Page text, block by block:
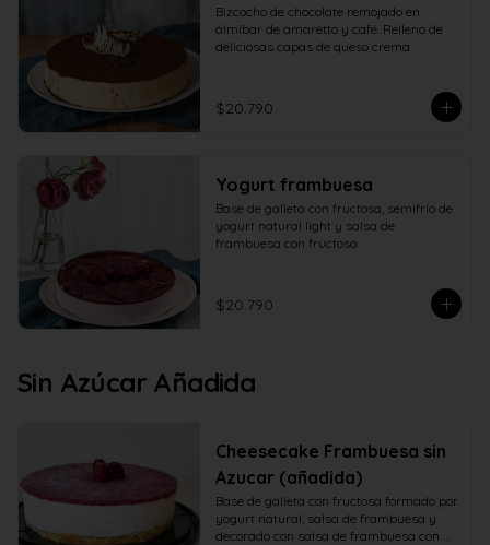
Bizcocho de chocolate remojado en
almíbar de amaretto y café. Relleno de
deliciosas capas de queso crema.
$20.790
Yogurt frambuesa
Base de galleta con fructosa, semifrío de
yogurt natural light y salsa de
frambuesa con fructosa.
$20.790
Sin Azúcar Añadida
Cheesecake Frambuesa sin
Azucar (añadida)
Base de galleta con fructosa formado por
yogurt natural, salsa de frambuesa y
decorado con salsa de frambuesa con